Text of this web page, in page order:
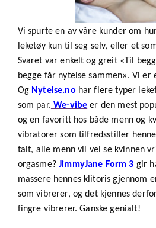
Vi spurte en av våre kunder om
leketøy kun til seg selv, eller et
Svaret var enkelt og greit «Til
begge får nytelse sammen». Vi er
Og Nytelse.no har flere typer
som par. We-vibe er den mest
og en favoritt hos både menn og
vibratorer som tilfredsstiller
talt, alle menn vil vel se kvinnen
orgasme?JimmyJane Form 3 gir
massere hennes klitoris gjennom
som vibrerer, og det kjennes
fingre vibrerer. Ganske genialt!